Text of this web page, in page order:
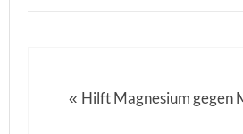
« Hilft Magnesium gegen